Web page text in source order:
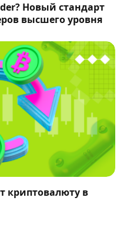
Новый стандарт
высшего уровня
криптовалюту в